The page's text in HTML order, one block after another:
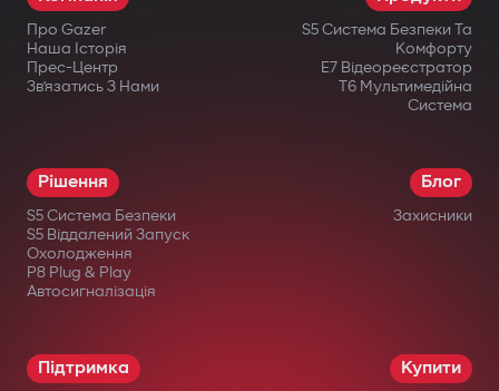
Про Gazer
Наша Історія
Прес-Центр
Зв’язатись З Нами
S5 Система Безпеки Та
Комфорту
E7 Відеореєстратор
T6 Мультимедійна
Система
Рішення
S5 Система Безпеки
S5 Віддалений Запуск
Охолодження
P8 Plug & Play
Автосигналізація
Блог
Захисники
Підтримка Купити